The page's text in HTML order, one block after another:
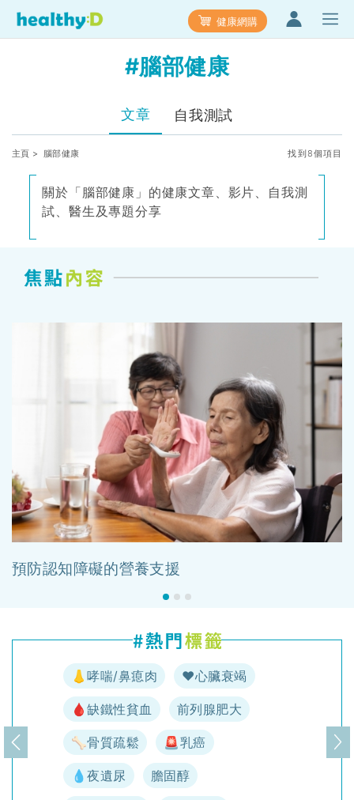
健康網購
#腦部健康
文章 自我測試
主頁 > 腦部健康 找到8個項目
關於「腦部健康」的健康文章、影片、自我測
試、醫生及專題分享
預防認知障礙的營養支援
👃哮喘/鼻瘜肉 ♥️心臟衰竭
🩸缺鐵性貧血 前列腺肥大
🦴骨質疏鬆 🚨乳癌
💧夜遺尿 膽固醇
上一頁 下